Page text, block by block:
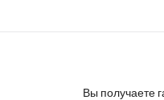
Вы получаете